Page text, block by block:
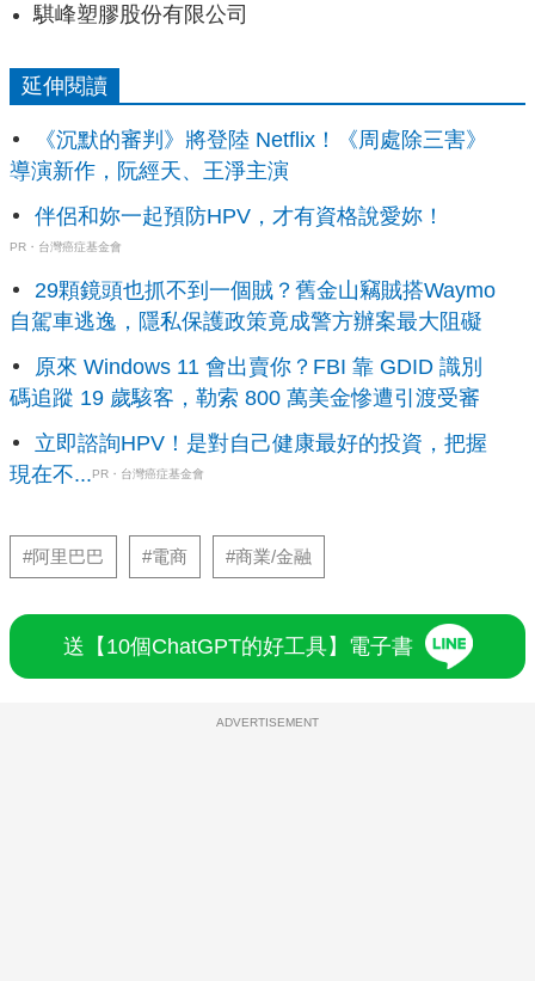
騏峰塑膠股份有限公司
延伸閱讀
《沉默的審判》將登陸 Netflix！《周處除三害》
導演新作，阮經天、王淨主演
伴侶和妳一起預防HPV，才有資格說愛妳！
PR・台灣癌症基金會
29顆鏡頭也抓不到一個賊？舊金山竊賊搭Waymo
自駕車逃逸，隱私保護政策竟成警方辦案最大阻礙
原來 Windows 11 會出賣你？FBI 靠 GDID 識別
碼追蹤 19 歲駭客，勒索 800 萬美金慘遭引渡受審
立即諮詢HPV！是對自己健康最好的投資，把握
現在不...PR・台灣癌症基金會
#阿里巴巴 #電商 #商業/金融
送【10個ChatGPT的好工具】電子書
ADVERTISEMENT